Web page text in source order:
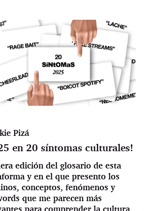
Pizá
en 20 síntomas culturales!
edición del glosario de esta
y en el que presento los
conceptos, fenómenos y
que me parecen más
para comprender la cultura